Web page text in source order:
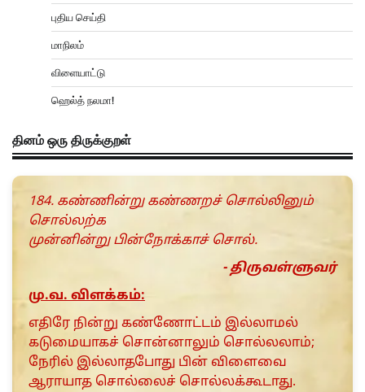
புதிய செய்தி
மாநிலம்
விளையாட்டு
ஹெல்த் நலமா!
தினம் ஒரு திருக்குறள்
184. கண்ணின்று கண்ணறச் சொல்லினும்
சொல்லற்க
முன்னின்று பின்நோக்காச் சொல்.
- திருவள்ளுவர்
மு.வ. விளக்கம்:
எதிரே நின்று கண்ணோ‌ட்டம் இல்லாமல்
கடுமையாகச் சொன்னாலும் சொல்லலாம்;
நேரில் இல்லாதபோது பின் விளைவை
ஆராயாத சொல்லைச் சொல்லக்கூடாது.